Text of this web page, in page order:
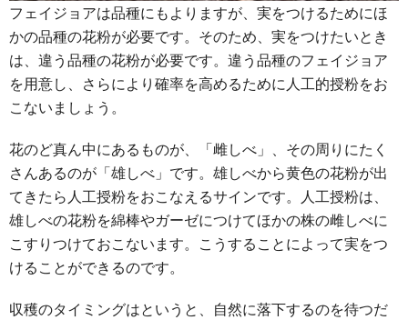
フェイジョアは品種にもよりますが、実をつけるためにほ
かの品種の花粉が必要です。そのため、実をつけたいとき
は、違う品種の花粉が必要です。違う品種のフェイジョア
を用意し、さらにより確率を高めるために人工的授粉をお
こないましょう。
花のど真ん中にあるものが、「雌しべ」、その周りにたく
さんあるのが「雄しべ」です。雄しべから黄色の花粉が出
てきたら人工授粉をおこなえるサインです。人工授粉は、
雄しべの花粉を綿棒やガーゼにつけてほかの株の雌しべに
こすりつけておこないます。こうすることによって実をつ
けることができるのです。
収穫のタイミングはというと、自然に落下するのを待つだ